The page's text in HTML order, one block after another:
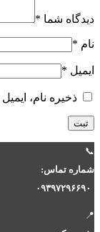
دیدگاه شما *
نام *
ایمیل *
ذخیره نام،
📞
شماره تماس:
۰۹۳۹۷۲۹۶۶۹۰
📍